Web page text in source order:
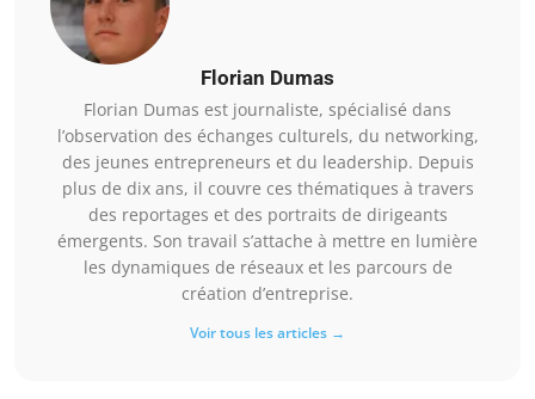
Florian Dumas
Florian Dumas est journaliste, spécialisé dans
l’observation des échanges culturels, du networking,
des jeunes entrepreneurs et du leadership. Depuis
plus de dix ans, il couvre ces thématiques à travers
des reportages et des portraits de dirigeants
émergents. Son travail s’attache à mettre en lumière
les dynamiques de réseaux et les parcours de
création d’entreprise.
Voir tous les articles →